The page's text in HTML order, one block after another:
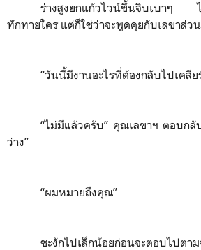
ร่างสูงยกแก้วไวน์ขึ้นจิบเบาๆ ไ
ทักทายใคร แต่ก็ใช่ว่าจะพูดคุยกับเลขาส่ว
“วันนี้มีงานอะไรที่ต้องกลับไปเคลี
“ไม่มีแล้วครับ” คุณเลขาฯ ตอบกลั
ว่าง”
“ผมหมายถึงคุณ”
ชะงักไปเล็กน้อยก่อนจะตอบไปตาม